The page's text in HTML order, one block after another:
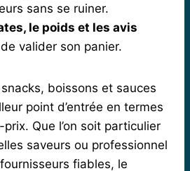
sans se ruiner.
le poids et les avis
valider son panier.
boissons et sauces
point d’entrée en termes
Que l’on soit particulier
saveurs ou professionnel
fiables, le